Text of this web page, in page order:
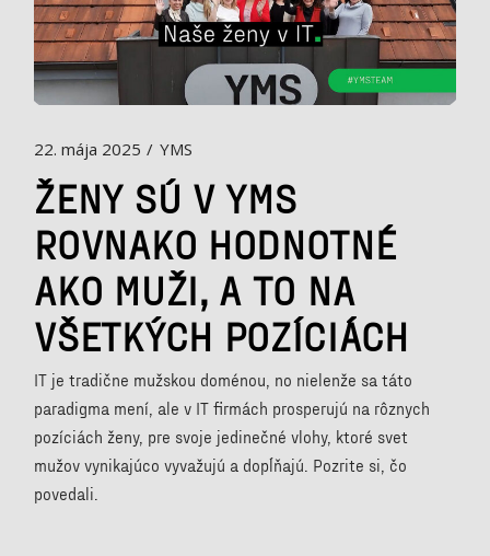
22. mája 2025 YMS
ŽENY SÚ V YMS
ROVNAKO HODNOTNÉ
AKO MUŽI, A TO NA
VŠETKÝCH POZÍCIÁCH
IT je tradične mužskou doménou, no nielenže sa táto
paradigma mení, ale v IT firmách prosperujú na rôznych
pozíciách ženy, pre svoje jedinečné vlohy, ktoré svet
mužov vynikajúco vyvažujú a dopĺňajú. Pozrite si, čo
povedali.